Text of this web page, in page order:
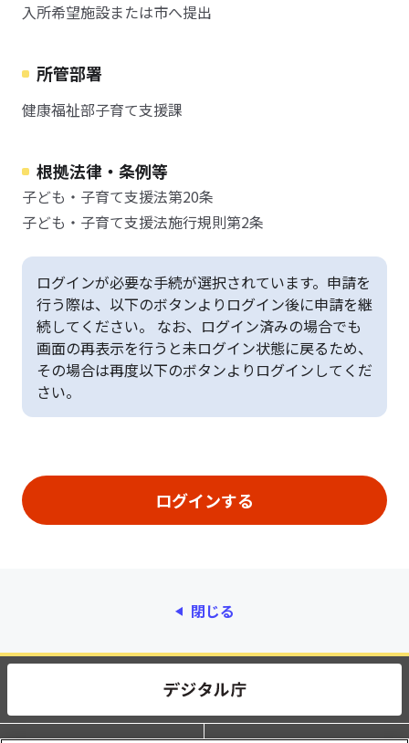
入所希望施設または市へ提出
所管部署
健康福祉部子育て支援課
根拠法律・条例等
子ども・子育て支援法第20条
子ども・子育て支援法施行規則第2条
ログインが必要な手続が選択されています。申請を
行う際は、以下のボタンよりログイン後に申請を継
続してください。 なお、ログイン済みの場合でも
画面の再表示を行うと未ログイン状態に戻るため、
その場合は再度以下のボタンよりログインしてくだ
さい。
閉じる